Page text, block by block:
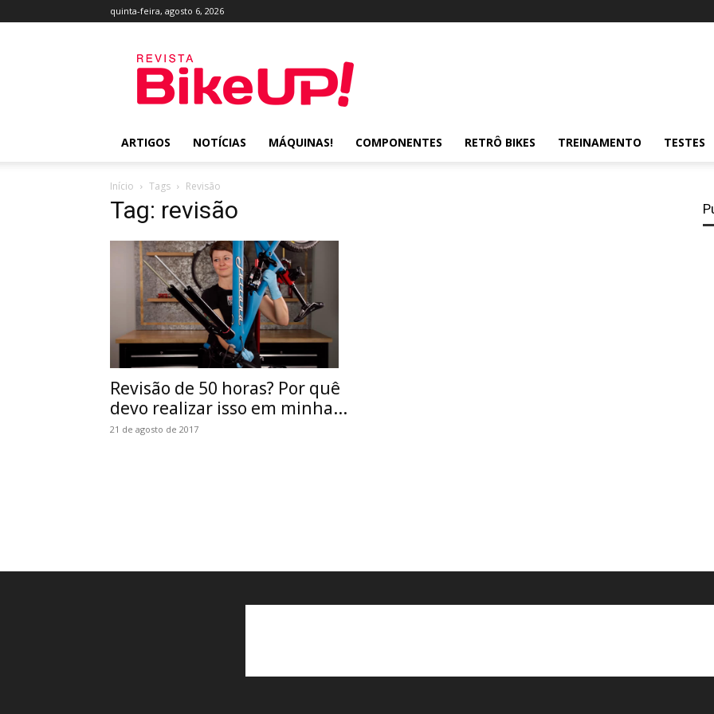
quinta-feira, agosto 6, 2026
BikeUP!
ARTIGOS NOTÍCIAS MÁQUINAS! COMPONENTES RETRÔ BIKES TREINAMENTO TESTES
Início Tags Revisão
Tag: revisão
Revisão de 50 horas? Por quê
devo realizar isso em minha...
21 de agosto de 2017